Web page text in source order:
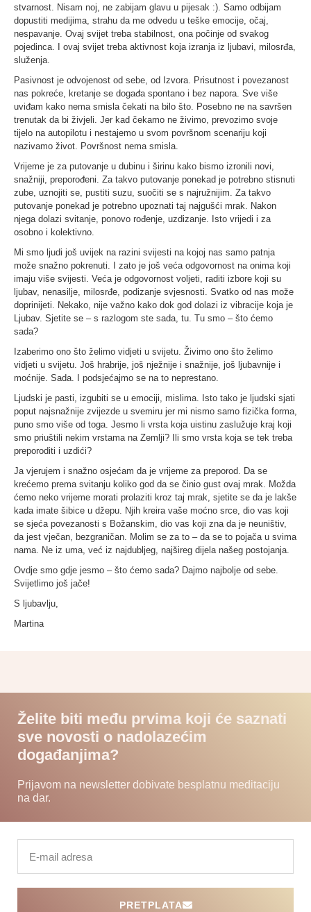
stvarnost. Nisam noj, ne zabijam glavu u pijesak :). Samo odbijam
dopustiti medijima, strahu da me odvedu u teške emocije, očaj,
nespavanje. Ovaj svijet treba stabilnost, ona počinje od svakog
pojedinca. I ovaj svijet treba aktivnost koja izranja iz ljubavi, milosrđa,
služenja.
Pasivnost je odvojenost od sebe, od Izvora. Prisutnost i povezanost
nas pokreće, kretanje se događa spontano i bez napora. Sve više
uviđam kako nema smisla čekati na bilo što. Posebno ne na savršen
trenutak da bi živjeli. Jer kad čekamo ne živimo, prevozimo svoje
tijelo na autopilotu i nestajemo u svom površnom scenariju koji
nazivamo život. Površnost nema smisla.
Vrijeme je za putovanje u dubinu i širinu kako bismo izronili novi,
snažniji, preporođeni. Za takvo putovanje ponekad je potrebno stisnuti
zube, uznojiti se, pustiti suzu, suočiti se s najružnijim. Za takvo
putovanje ponekad je potrebno upoznati taj najgušći mrak. Nakon
njega dolazi svitanje, ponovo rođenje, uzdizanje. Isto vrijedi i za
osobno i kolektivno.
Mi smo ljudi još uvijek na razini svijesti na kojoj nas samo patnja
može snažno pokrenuti. I zato je još veća odgovornost na onima koji
imaju više svijesti. Veća je odgovornost voljeti, raditi izbore koji su
ljubav, nenasilje, milosrđe, podizanje svjesnosti. Svatko od nas može
doprinijeti. Nekako, nije važno kako dok god dolazi iz vibracije koja je
Ljubav. Sjetite se – s razlogom ste sada, tu. Tu smo – što ćemo
sada?
Izaberimo ono što želimo vidjeti u svijetu. Živimo ono što želimo
vidjeti u svijetu. Još hrabrije, još nježnije i snažnije, još ljubavnije i
moćnije. Sada. I podsjećajmo se na to neprestano.
Ljudski je pasti, izgubiti se u emociji, mislima. Isto tako je ljudski sjati
poput najsnažnije zvijezde u svemiru jer mi nismo samo fizička forma,
puno smo više od toga. Jesmo li vrsta koja uistinu zaslužuje kraj koji
smo priuštili nekim vrstama na Zemlji? Ili smo vrsta koja se tek treba
preporoditi i uzdići?
Ja vjerujem i snažno osjećam da je vrijeme za preporod. Da se
krećemo prema svitanju koliko god da se činio gust ovaj mrak. Možda
ćemo neko vrijeme morati prolaziti kroz taj mrak, sjetite se da je lakše
kada imate šibice u džepu. Njih kreira vaše moćno srce, dio vas koji
se sjeća povezanosti s Božanskim, dio vas koji zna da je neuništiv,
da jest vječan, bezgraničan. Molim se za to – da se to pojača u svima
nama. Ne iz uma, već iz najdubljeg, najšireg dijela našeg postojanja.
Ovdje smo gdje jesmo – što ćemo sada? Dajmo najbolje od sebe.
Svijetlimo još jače!
S ljubavlju,
Martina
Želite biti među prvima koji će saznati
sve novosti o nadolazećim
događanjima?
Prijavom na newsletter dobivate besplatnu meditaciju
na dar.
PRETPLATA